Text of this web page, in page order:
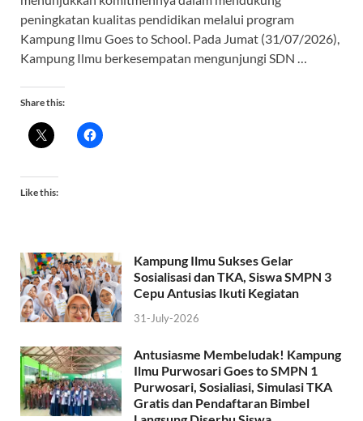
peningkatan kualitas pendidikan melalui program
Kampung Ilmu Goes to School. Pada Jumat (31/07/2026),
Kampung Ilmu berkesempatan mengunjungi SDN …
Share this:
Like this:
Kampung Ilmu Sukses Gelar
Sosialisasi dan TKA, Siswa SMPN 3
Cepu Antusias Ikuti Kegiatan
31-July-2026
Antusiasme Membeludak! Kampung
Ilmu Purwosari Goes to SMPN 1
Purwosari, Sosialiasi, Simulasi TKA
Gratis dan Pendaftaran Bimbel